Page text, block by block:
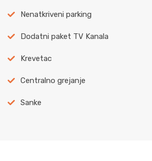
Nenatkriveni parking
Dodatni paket TV Kanala
Krevetac
Centralno grejanje
Sanke